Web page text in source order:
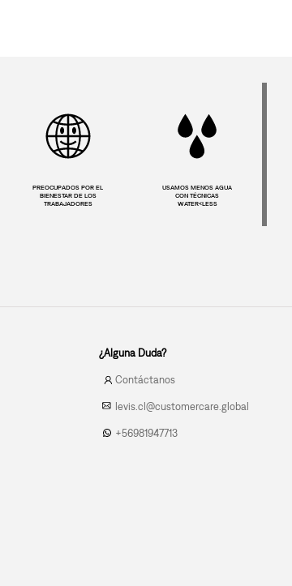
PREOCUPADOS POR EL
BIENESTAR DE LOS
TRABAJADORES
USAMOS MENOS AGUA
CON TÉCNICAS
WATER<LESS
¿Alguna Duda?
Contáctanos
levis.cl@customercare.global
+56981947713